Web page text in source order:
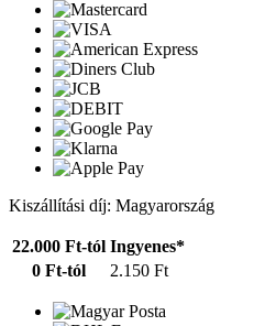
Kiszállítási díj: Magyarország
22.000 Ft-tól Ingyenes*
0 Ft-tól
2.150 Ft